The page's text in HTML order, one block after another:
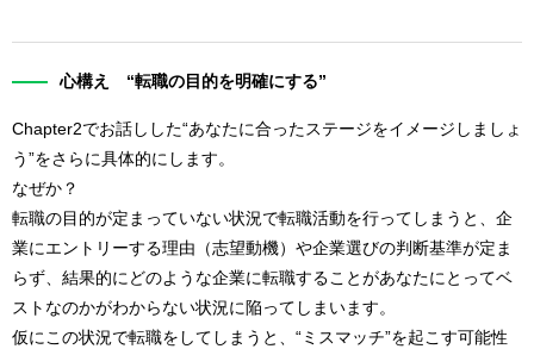
心構え “転職の目的を明確にする”
Chapter2でお話しした“あなたに合ったステージをイメージしましょ
う”をさらに具体的にします。
なぜか？
転職の目的が定まっていない状況で転職活動を行ってしまうと、企
業にエントリーする理由（志望動機）や企業選びの判断基準が定ま
らず、結果的にどのような企業に転職することがあなたにとってベ
ストなのかがわからない状況に陥ってしまいます。
仮にこの状況で転職をしてしまうと、“ミスマッチ”を起こす可能性